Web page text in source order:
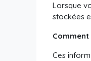
Lorsque
stockées
Ces